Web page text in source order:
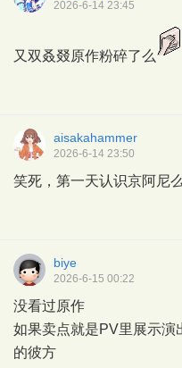
2026-6-14 23:45
又双叒叕原作粉碎了么
aisakahammer
2026-6-14 23:50
笑死，第一天认识京阿尼么
biye
2026-6-15 00:22
没看过原作
如果卖点就是PV里展示演
的彼方